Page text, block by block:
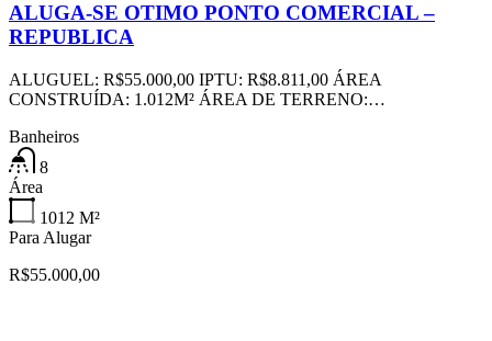
ALUGA-SE OTIMO PONTO COMERCIAL –
REPUBLICA
ALUGUEL: R$55.000,00 IPTU: R$8.811,00 ÁREA
CONSTRUÍDA: 1.012M² ÁREA DE TERRENO:…
Banheiros
8
Área
1012 M²
Para Alugar
R$55.000,00